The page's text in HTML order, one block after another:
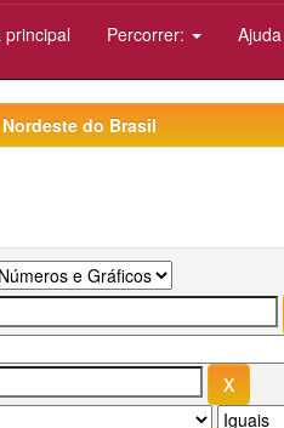
Percorrer: Ajuda
do Brasil